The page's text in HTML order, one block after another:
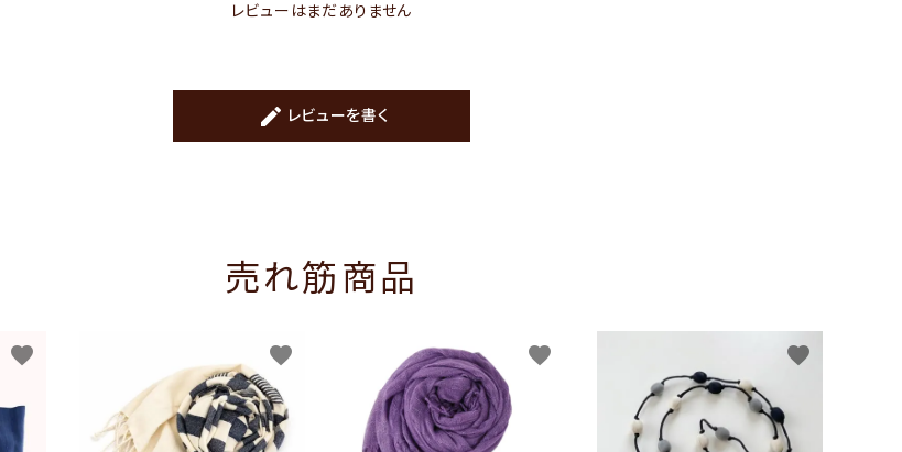
レビューはまだありません
create レビューを書く
売れ筋商品
favorite favorite favorite favorite